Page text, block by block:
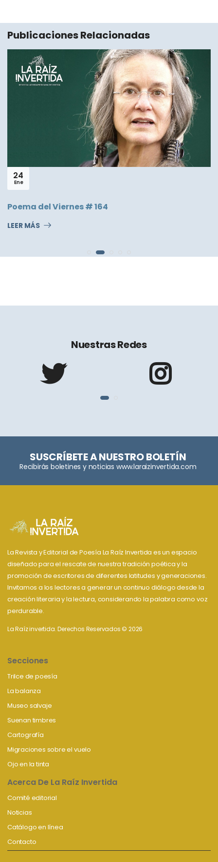
Publicaciones Relacionadas
Camila Charry, poemas de "Arde Babel"
LEER MÁS
Nuestras Redes
SUSCRÍBETE A NUESTRO BOLETÍN
Recibirás boletines y noticias www.laraizinvertida.com
La Revista y Editorial de Poesía La Raíz Invertida es un espacio
diseñado para el rescate de nuestra tradición poética y la
promoción de escritores de diferentes latitudes y generaciones.
Invitamos a los lectores a generar un continuo diálogo desde la
creación literaria y la lectura, considerando la palabra como voz
perdurable.
La Raíz invertida. Derechos Reservados © 2026
Secciones
Trilce de poesía
La balanza
Museo salvaje
Suenan timbres
Cartografía
Migraciones sobre el vuelo
Ojo en la tinta
Acerca De La Raíz Invertida
Comité editorial
Noticias
Catálogo en línea
Contacto